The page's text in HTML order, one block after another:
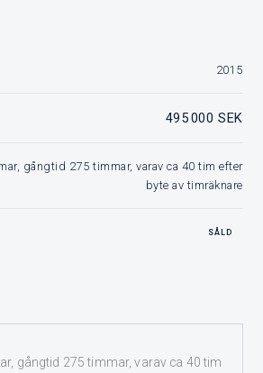
2015
495 000 SEK
gångtid 275 timmar, varav ca 40 tim efter
byte av timräknare
SÅLD
gångtid 275 timmar, varav ca 40 tim